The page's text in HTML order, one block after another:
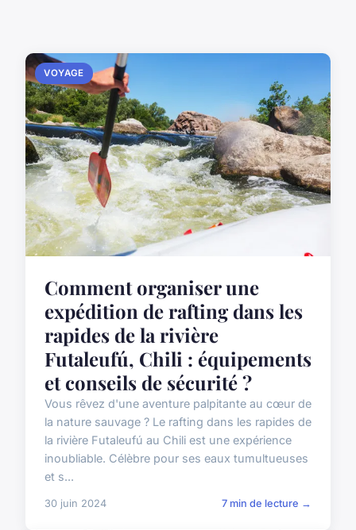
VOYAGE
Comment organiser une
expédition de rafting dans les
rapides de la rivière
Futaleufú, Chili : équipements
et conseils de sécurité ?
Vous rêvez d'une aventure palpitante au cœur de
la nature sauvage ? Le rafting dans les rapides de
la rivière Futaleufú au Chili est une expérience
inoubliable. Célèbre pour ses eaux tumultueuses
et s...
30 juin 2024 7 min de lecture →